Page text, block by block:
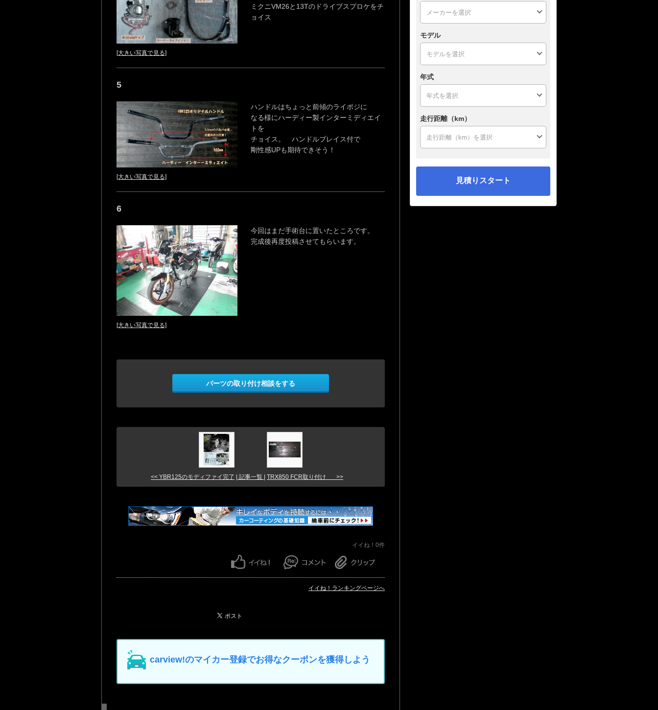
[大きい写真で見る]
ミクニVM26と13Tのドライブスプロケをチ
ョイス
5
[大きい写真で見る]
ハンドルはちょっと前傾のライポジに
なる様にハーディー製インターミディエイ
トを
チョイス。 ハンドルブレイス付で
剛性感UPも期待できそう！
6
[大きい写真で見る]
今回はまだ手術台に置いたところです。
完成後再度投稿させてもらいます。
パーツの取り付け相談をする
<< YBR125のモディファイ完了 | 記事一覧 | TRX850 FCR取り付け >>
イイね！0件
イイね！ランキングページへ
carview!のマイカー登録でお得なクーポンを獲得しよう
モデル
年式
走行距離（km）
見積りスタート